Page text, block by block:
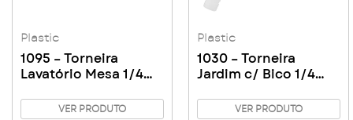
Plastic
1095 – Torneira
Lavatório Mesa 1/4
VER PRODUTO
Plastic
1030 – Torneira
Jardim c/ Bico 1/4
VER PRODUTO